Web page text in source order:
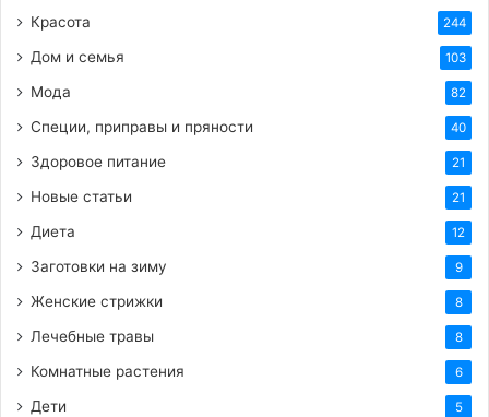
HTML-код для вставки на сайт и блог:
BB-код для вставки на форум:
Ссылка на изображение:
Удачи и прекрасных результатов.
HTML-код для вставки на сайт и блог:
BB-код для вставки на форум:
Красота 244
Дом и семья 103
Мода 82
Специи, приправы и пряности 40
Здоровое питание 21
Новые статьи 21
Диета 12
Заготовки на зиму 9
Женские стрижки 8
Лечебные травы 8
Комнатные растения 6
Дети 5